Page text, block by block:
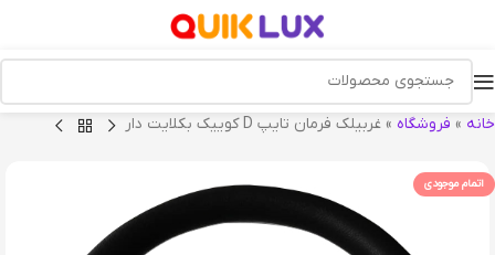
خانه » فروشگاه » غربیلک فرمان تایپ D کوییک بکلایت دار
اتمام موجودی